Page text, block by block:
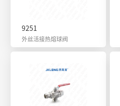
9251
外丝活接热熔球阀